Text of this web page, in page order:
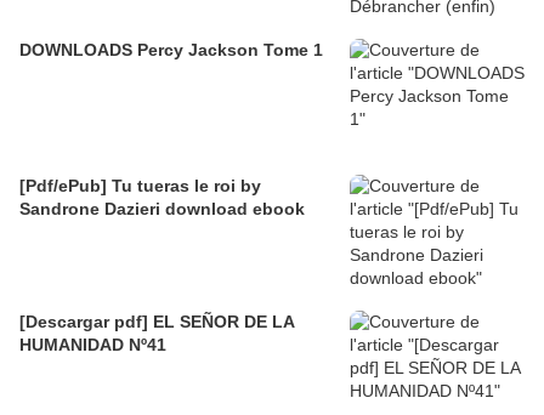
DOWNLOADS Percy Jackson Tome 1
[Pdf/ePub] Tu tueras le roi by
Sandrone Dazieri download ebook
[Descargar pdf] EL SEÑOR DE LA
HUMANIDAD Nº41